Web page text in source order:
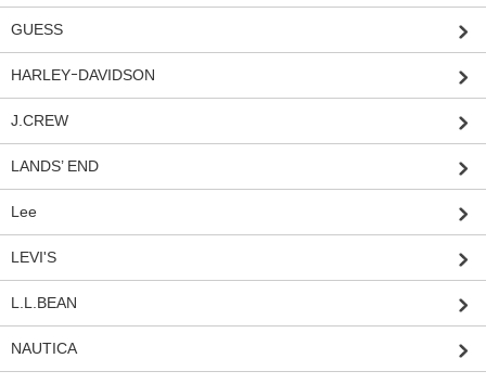
GUESS
HARLEYｰDAVIDSON
J.CREW
LANDS’ END
Lee
LEVI'S
L.L.BEAN
NAUTICA